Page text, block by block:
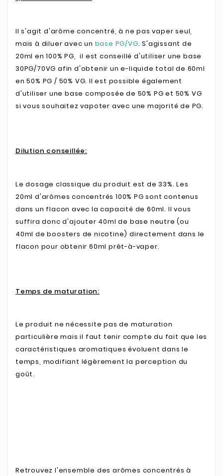
Il s'agit d'arôme concentré, à ne pas vaper seul,
mais à diluer avec un base PG/VG. S'agissant de
20ml en 100% PG, il est conseillé d'utiliser une base
30PG/70VG afin d'obtenir un e-liquide total de 60ml
en 50% PG / 50% VG. Il est possible également
d'utiliser une base composée de 50% PG et 50% VG
si vous souhaitez vapoter avec une majorité de PG.
Dilution conseillée:
Le dosage classique du produit est de 33%. Les
20ml d'arômes concentrés 100% PG sont contenus
dans un flacon avec la capacité de 60ml. Il vous
suffira donc d'ajouter 40ml de base neutre (ou
40ml de boosters de nicotine) directement dans le
flacon pour obtenir 60ml prêt-à-vaper.
Temps de maturation:
Le produit ne nécessite pas de maturation
particulière mais il faut tenir compte du fait que les
caractéristiques aromatiques évoluent dans le
temps, modifiant légèrement la perception du
goût.
Retrouvez l'ensemble des arômes concentrés à